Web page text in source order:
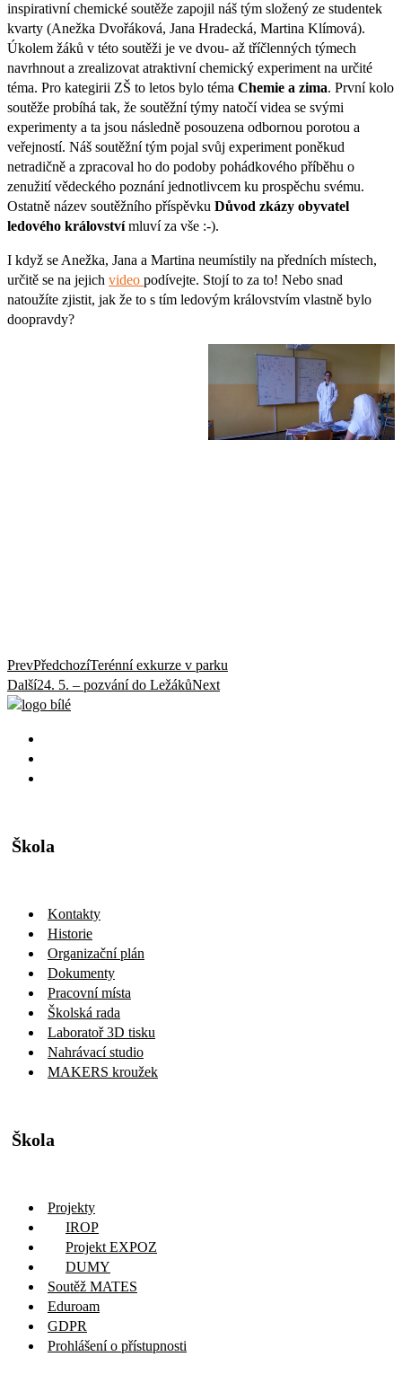
inspirativní chemické soutěže zapojil náš tým složený ze studentek
kvarty (Anežka Dvořáková, Jana Hradecká, Martina Klímová).
Úkolem žáků v této soutěži je ve dvou- až tříčlenných týmech
navrhnout a zrealizovat atraktivní chemický experiment na určité
téma. Pro kategirii ZŠ to letos bylo téma Chemie a zima. První kolo
soutěže probíhá tak, že soutěžní týmy natočí videa se svými
experimenty a ta jsou následně posouzena odbornou porotou a
veřejností. Náš soutěžní tým pojal svůj experiment poněkud
netradičně a zpracoval ho do podoby pohádkového příběhu o
zenužití vědeckého poznání jednotlivcem ku prospěchu svému.
Ostatně název soutěžního příspěvku Důvod zkázy obyvatel
ledového královstvímluví za vše :-).
I když se Anežka, Jana a Martina neumístily na předních místech,
určitě se na jejich video podívejte. Stojí to za to! Nebo snad
natoužíte zjistit, jak že to s tím ledovým královstvím vlastně bylo
doopravdy?
PrevPředchozíTerénní exkurze v parku
Další24. 5. – pozvání do LežákůNext
Škola
Kontakty
Historie
Organizační plán
Dokumenty
Pracovní místa
Školská rada
Laboratoř 3D tisku
Nahrávací studio
MAKERS kroužek
Škola
Projekty
IROP
Projekt EXPOZ
DUMY
Soutěž MATES
Eduroam
GDPR
Prohlášení o přístupnosti